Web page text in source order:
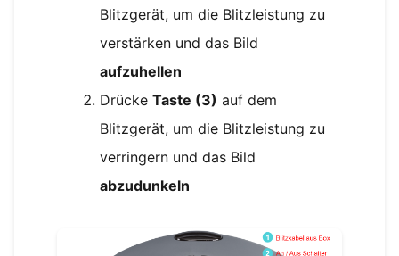
Blitzgerät, um die Blitzleistung zu
verstärken und das Bild
aufzuhellen
Drücke Taste (3) auf dem
Blitzgerät, um die Blitzleistung zu
verringern und das Bild
abzudunkeln